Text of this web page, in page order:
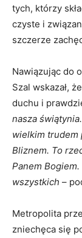
tych, którzy
czyste i
szczerze
Nawiązując do
Szal wskazał,
duchu i
nasza
wielkim trudem
Bliznem. To
Panem
wszystkich –
Metropolita
zniechęca się